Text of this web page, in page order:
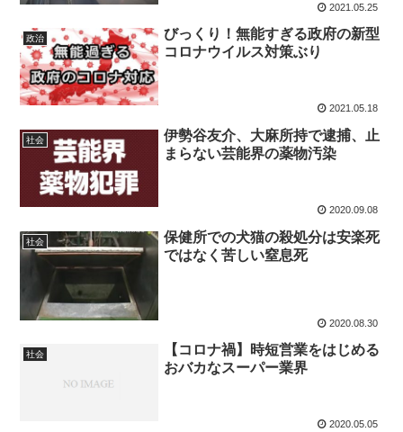
2021.05.25
政治
びっくり！無能すぎる政府の新型
コロナウイルス対策ぶり
2021.05.18
社会
伊勢谷友介、大麻所持で逮捕、止
まらない芸能界の薬物汚染
2020.09.08
社会
保健所での犬猫の殺処分は安楽死
ではなく苦しい窒息死
2020.08.30
社会
【コロナ禍】時短営業をはじめる
おバカなスーパー業界
2020.05.05